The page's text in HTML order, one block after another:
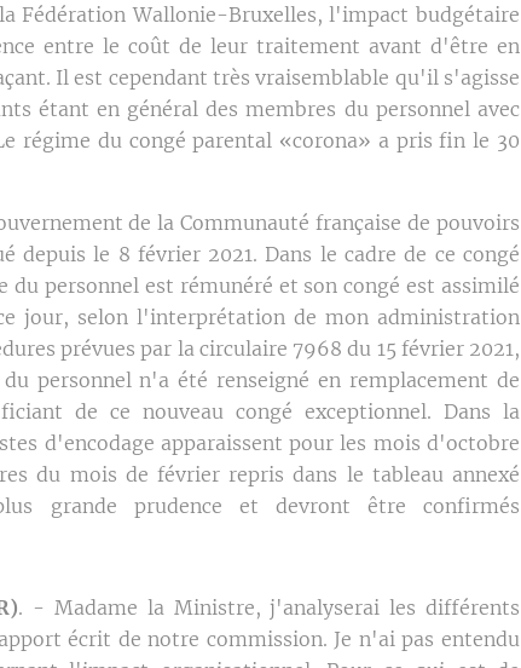
Fédération Wallonie-Bruxelles, l'impact budgétaire
entre le coût de leur traitement avant d'être en
Il est cependant très vraisemblable qu'il s'agisse
étant en général des membres du personnel avec
régime du congé parental «corona» a pris fin le 30
de la Communauté française de pouvoirs
depuis le 8 février 2021. Dans le cadre de ce congé
du personnel est rémunéré et son congé est assimilé
jour, selon l'interprétation de mon administration
prévues par la circulaire 7968 du 15 février 2021,
personnel n'a été renseigné en remplacement de
de ce nouveau congé exceptionnel. Dans la
d'encodage apparaissent pour les mois d'octobre
du mois de février repris dans le tableau annexé
grande prudence et devront être confirmés
. - Madame la Ministre, j'analyserai les différents
écrit de notre commission. Je n'ai pas entendu